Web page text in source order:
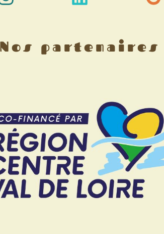
Nos partenaires